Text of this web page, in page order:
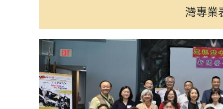
灣專業